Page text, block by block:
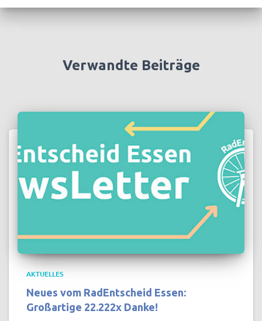
Verwandte Beiträge
AKTUELLES
Neues vom RadEntscheid Essen:
Großartige 22.222x Danke!